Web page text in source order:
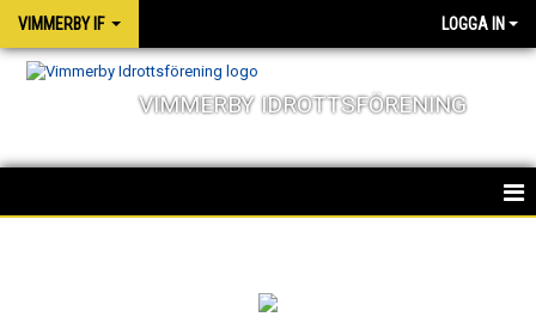
VIMMERBY IF LOGGA IN
VIMMERBY IDROTTSFÖRENING